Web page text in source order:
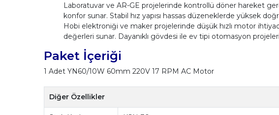
Laboratuvar ve AR-GE projelerinde kontrollü döner hareket
konfor sunar. Stabil hız yapısı hassas düzeneklerde yüksek
Hobi elektroniği ve maker projelerinde düşük hızlı motor
değerleri sunar. Dayanıklı gövdesi ile ev tipi otomasyon
Paket İçeriği
1 Adet YN60/10W 60mm 220V 17 RPM AC Motor
Diğer Özellikler